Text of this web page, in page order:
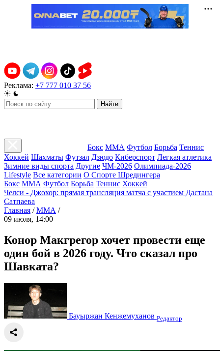
Реклама: +7 777 010 37 56
Найти
Бокс ММА Футбол Борьба Теннис
Хоккей Шахматы Футзал Дзюдо Киберспорт Легкая атлетика
Зимние виды спорта Другие ЧМ-2026 Олимпиада-2026
Lifestyle Все категории О Спорте Шредингера
Бокс ММА Футбол Борьба Теннис Хоккей
Челси - Джохор: прямая трансляция матча с участием Дастана
Сатпаева
Главная / ММА /
09 июля, 14:00
Конор Макгрегор хочет провести еще
один бой в 2026 году. Что сказал про
Шавката?
Бауыржан Кенжемуханов Редактор